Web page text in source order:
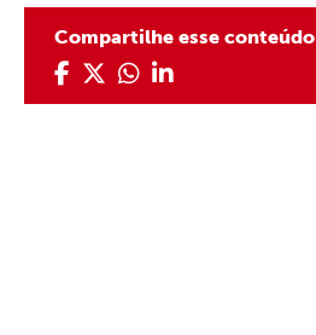
Compartilhe esse conteúdo